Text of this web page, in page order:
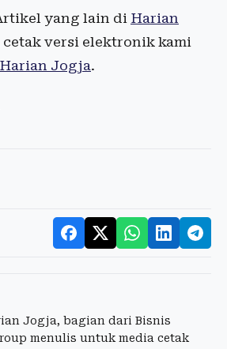
yang lain di Harian
cetak versi elektronik kami
Jogja.
Jogja, bagian dari Bisnis
menulis untuk media cetak